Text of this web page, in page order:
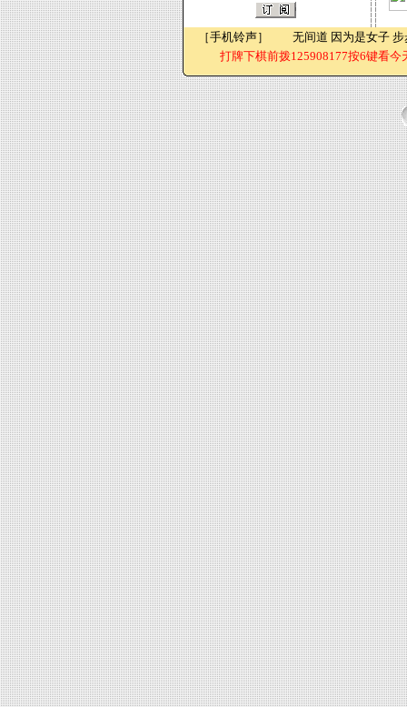
［手机铃声］ 无间道 因为是女子 步
打牌下棋前拨125908177按6键看